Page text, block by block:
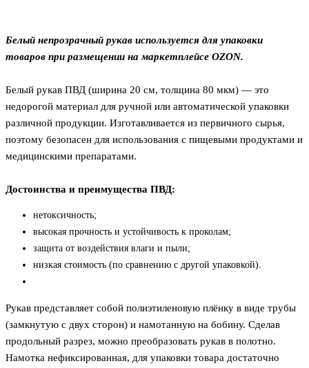
Белый непрозрачный рукав используется для упаковки
товаров при размещении на маркетплейсе OZON.
Белый рукав ПВД (ширина 20 см, толщина 80 мкм) — это
недорогой материал для ручной или автоматической упаковки
различной продукции. Изготавливается из первичного сырья,
поэтому безопасен для использования с пищевыми продуктами и
медицинскими препаратами.
Достоинства и преимущества ПВД:
нетоксичность;
высокая прочность и устойчивость к проколам;
защита от воздействия влаги и пыли;
низкая стоимость (по сравнению с другой упаковкой).
Рукав представляет собой полиэтиленовую плёнку в виде трубы
(замкнутую с двух сторон) и намотанную на бобину. Сделав
продольный разрез, можно преобразовать рукав в полотно.
Намотка нефиксированная, для упаковки товара достаточно